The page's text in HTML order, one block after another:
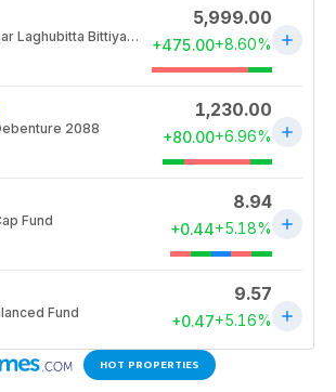
HOT PROPERTIES